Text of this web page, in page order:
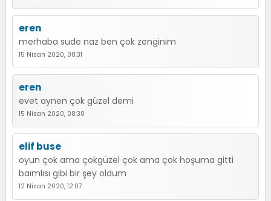
eren
merhaba sude naz ben çok zenginim
15 Nisan 2020, 08:31
eren
evet aynen çok güzel demi
15 Nisan 2020, 08:30
elif buse
oyun çok ama çokgüzel çok ama çok hoşuma gitti
baımlısı gibi bir şey oldum
12 Nisan 2020, 12:07